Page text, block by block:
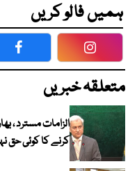
ہمیں فالو کریں
Facebook
متعلقہ خبریں
الزامات مسترد ،
کرنے کا کوئی حق